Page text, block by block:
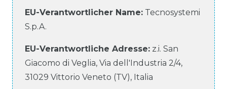
EU-Verantwortlicher Name: Tecnosystemi
S.p.A.
EU-Verantwortliche Adresse: z.i. San
Giacomo di Veglia, Via dell'Industria 2/4,
31029 Vittorio Veneto (TV), Italia